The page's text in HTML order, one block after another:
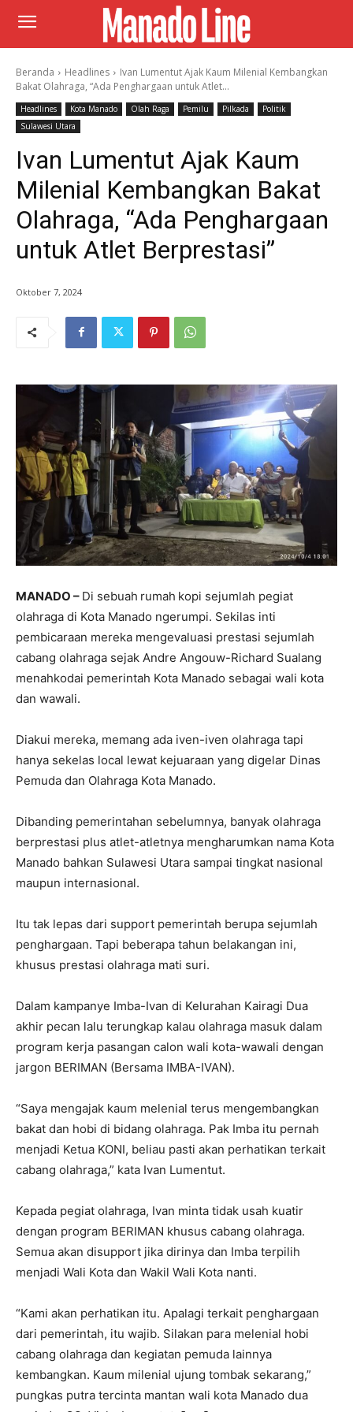
Beranda Headlines
Ivan Lumentut Ajak Kaum Milenial Kembangkan
Bakat Olahraga, “Ada Penghargaan untuk Atlet...
Headlines Kota Manado Olah Raga Pemilu Pilkada
Politik
Sulawesi Utara
Ivan Lumentut Ajak Kaum
Milenial Kembangkan Bakat
Olahraga, “Ada Penghargaan
untuk Atlet Berprestasi”
Oktober 7, 2024
MANADO – Di sebuah rumah kopi sejumlah pegiat
olahraga di Kota Manado ngerumpi. Sekilas inti
pembicaraan mereka mengevaluasi prestasi sejumlah
cabang olahraga sejak Andre Angouw-Richard Sualang
menahkodai pemerintah Kota Manado sebagai wali kota
dan wawali.
Diakui mereka, memang ada iven-iven olahraga tapi
hanya sekelas local lewat kejuaraan yang digelar Dinas
Pemuda dan Olahraga Kota Manado.
Dibanding pemerintahan sebelumnya, banyak olahraga
berprestasi plus atlet-atletnya mengharumkan nama Kota
Manado bahkan Sulawesi Utara sampai tingkat nasional
maupun internasional.
Itu tak lepas dari support pemerintah berupa sejumlah
penghargaan. Tapi beberapa tahun belakangan ini,
khusus prestasi olahraga mati suri.
Dalam kampanye Imba-Ivan di Kelurahan Kairagi Dua
akhir pecan lalu terungkap kalau olahraga masuk dalam
program kerja pasangan calon wali kota-wawali dengan
jargon BERIMAN (Bersama IMBA-IVAN).
“Saya mengajak kaum melenial terus mengembangkan
bakat dan hobi di bidang olahraga. Pak Imba itu pernah
menjadi Ketua KONI, beliau pasti akan perhatikan terkait
cabang olahraga,” kata Ivan Lumentut.
Kepada pegiat olahraga, Ivan minta tidak usah kuatir
dengan program BERIMAN khusus cabang olahraga.
Semua akan disupport jika dirinya dan Imba terpilih
menjadi Wali Kota dan Wakil Wali Kota nanti.
“Kami akan perhatikan itu. Apalagi terkait penghargaan
dari pemerintah, itu wajib. Silakan para melenial hobi
cabang olahraga dan kegiatan pemuda lainnya
kembangkan. Kaum milenial ujung tombak sekarang,”
pungkas putra tercinta mantan wali kota Manado dua